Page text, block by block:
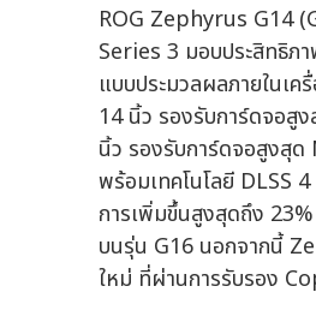
ROG Zephyrus G14
Series 3 มอบประสิทธิภ
แบบประมวลผลภายในเ
14 นิ้ว รองรับการ์ดจอสู
นิ้ว รองรับการ์ดจอสูงสุ
พร้อมเทคโนโลยี DLSS
การเพิ่มขึ้นสูงสุดถึง
บนรุ่น G16 นอกจากนี้
ใหม่ ที่ผ่านการรับรอง